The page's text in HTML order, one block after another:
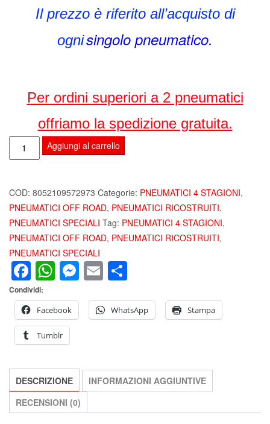
Il prezzo è riferito all’acquisto di
ognisingolo pneumatico.
Per ordini superiori a 2 pneumatici
offriamo la spedizione gratuita.
ZIARELLI
TRAC
80
R15
96
T
M+S
PNEUMATICI
RICOSTRUITI
OFF
ROAD
4X4
SUV
Aggiungi al carrello
COD: 8052109572973 Categorie: PNEUMATICI 4 STAGIONI,
PNEUMATICI OFF ROAD, PNEUMATICI RICOSTRUITI,
PNEUMATICI SPECIALI Tag: PNEUMATICI 4 STAGIONI,
PNEUMATICI OFF ROAD, PNEUMATICI RICOSTRUITI,
PNEUMATICI SPECIALI
Facebook
WhatsApp
Messenger
Email
Condividi:
Facebook
WhatsApp Stampa
Tumblr
DESCRIZIONE
INFORMAZIONI AGGIUNTIVE
RECENSIONI (0)